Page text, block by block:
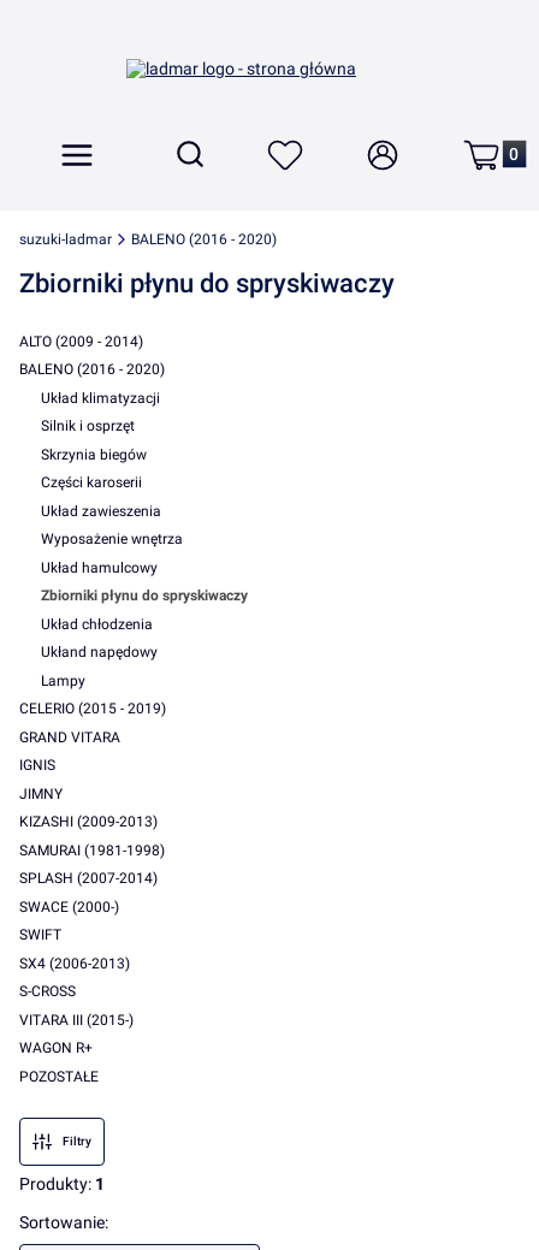
Menu Otwórz wyszukiwarkę
Szukaj Ulubione Zaloguj się Koszyk
suzuki-ladmar BALENO (2016 - 2020)
Zbiorniki płynu do spryskiwaczy
ALTO (2009 - 2014)
BALENO (2016 - 2020)
Układ klimatyzacji
Silnik i osprzęt
Skrzynia biegów
Części karoserii
Układ zawieszenia
Wyposażenie wnętrza
Układ hamulcowy
Zbiorniki płynu do spryskiwaczy
Układ chłodzenia
Ukłand napędowy
Lampy
CELERIO (2015 - 2019)
GRAND VITARA
IGNIS
JIMNY
KIZASHI (2009-2013)
SAMURAI (1981-1998)
SPLASH (2007-2014)
SWACE (2000-)
SWIFT
SX4 (2006-2013)
S-CROSS
VITARA III (2015-)
WAGON R+
POZOSTAŁE
Filtry
Produkty: 1
Lista produktów
Sortowanie: